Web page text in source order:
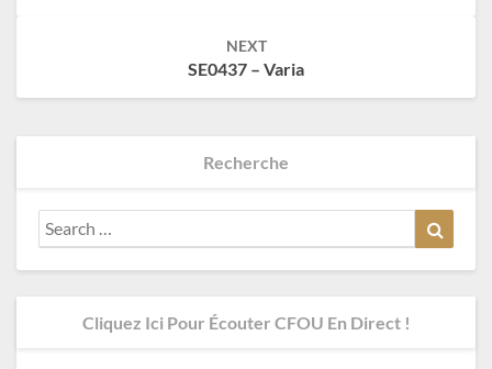
NEXT
SE0437 – Varia
Recherche
Search
for:
Cliquez Ici Pour Écouter CFOU En Direct !